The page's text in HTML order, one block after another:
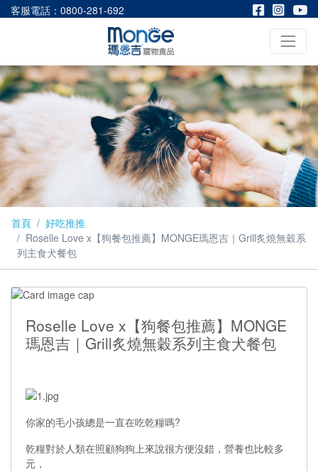
客服電話：0800-281-692
首頁
好吃推推
Roselle Love x【狗餐包推薦】MONGE瑪恩吉｜Grill炙燒無穀系
列主食犬餐包
Roselle Love x【狗餐包推薦】MONGE
瑪恩吉｜Grill炙燒無穀系列主食犬餐包
你家的毛小孩總是一直在吃乾糧嗎?
乾糧對於人類在照顧狗狗上來說很方便沒錯，營養也比較多
元，